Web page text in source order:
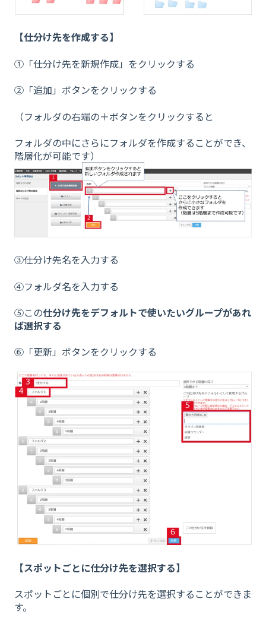
【仕分け先を作成する】
①「仕分け先を新規作成」をクリックする
②「追加」ボタンをクリックする
（フォルダの右端の＋ボタンをクリックすると
フォルダの中にさらにフォルダを作成することができ、
階層化が可能です）
③仕分け先名を入力する
④フォルダ名を入力する
⑤この仕分け先をデフォルトで使いたいグループがあれ
ば選択する
⑥「更新」ボタンをクリックする
【スポットごとに仕分け先を選択する】
スポットごとに個別で仕分け先を選択することができま
す。